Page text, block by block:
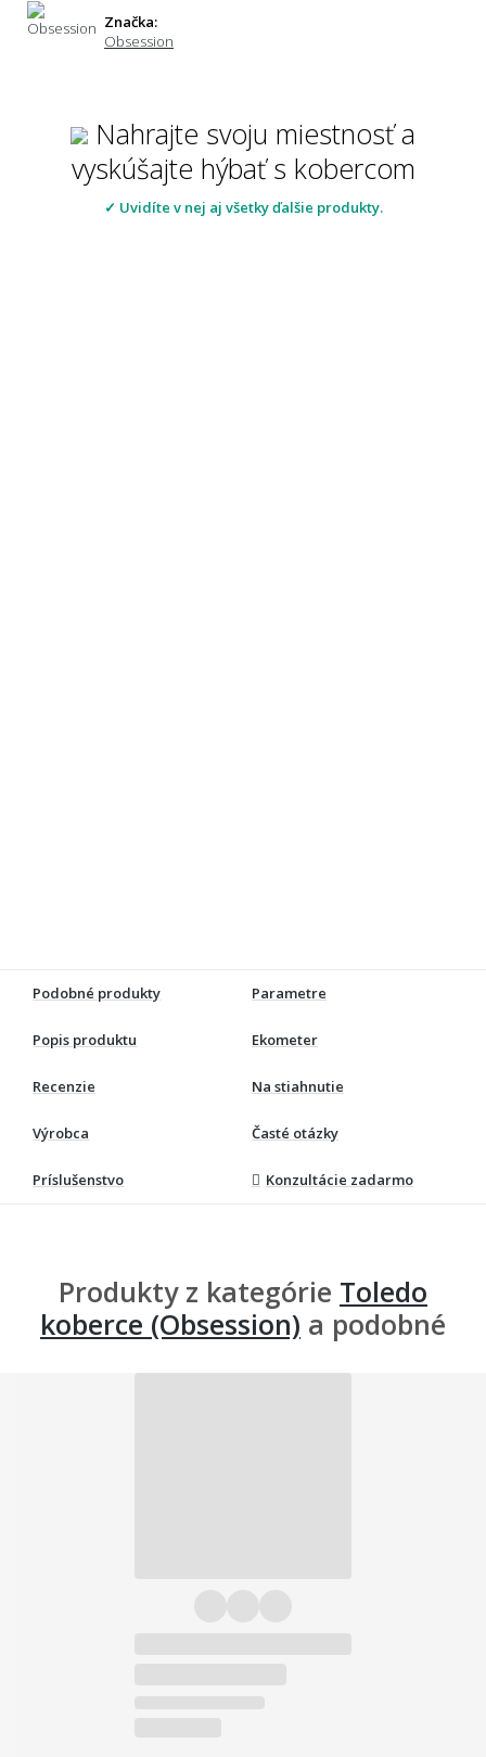
Značka:
Obsession
Nahrajte svoju miestnosť a
vyskúšajte hýbať s kobercom
✓ Uvidíte v nej aj všetky ďalšie produkty.
Podobné produkty Parametre
Popis produktu Ekometer
Recenzie Na stiahnutie
Výrobca Časté otázky
Príslušenstvo Konzultácie zadarmo
Produkty z kategórie Toledo
koberce (Obsession) a podobné